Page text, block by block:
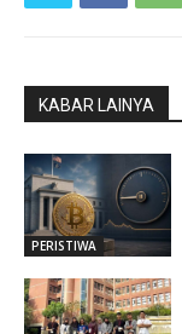
KABAR LAINYA
PERISTIWA